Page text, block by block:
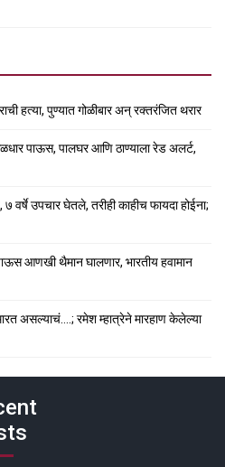
हत्या, पुण्यात गोळीबार अन् रक्तरंजित थरार
पाऊस, पालघर आणि ठाण्याला रेड अलर्ट,
उपचार घेतले, तरीही काहीच फायदा होईना;
आणखी थैमान घालणार, भारतीय हवामान
असल्याचं….; रमेश म्हात्रेने मारहाण केलेल्या